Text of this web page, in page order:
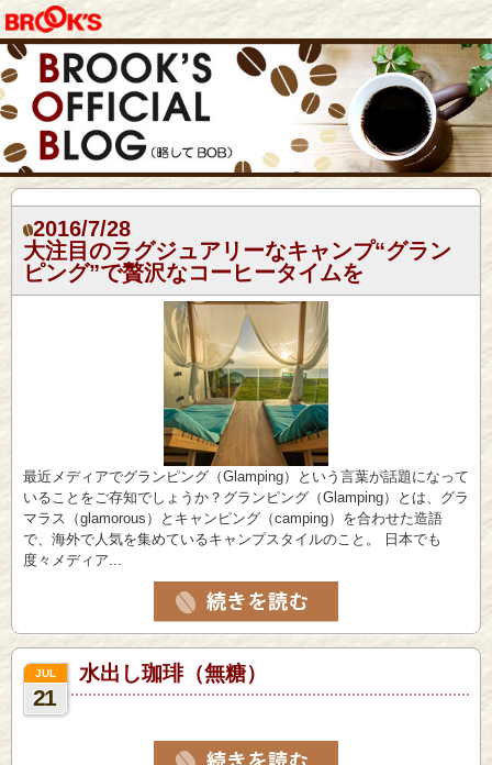
2016/7/28
大注目のラグジュアリーなキャンプ“グラン
ピング”で贅沢なコーヒータイムを
最近メディアでグランピング（Glamping）という言葉が話題になって
いることをご存知でしょうか？グランピング（Glamping）とは、グラ
マラス（glamorous）とキャンピング（camping）を合わせた造語
で、海外で人気を集めているキャンプスタイルのこと。 日本でも
度々メディア...
JUL
21
水出し珈琲（無糖）